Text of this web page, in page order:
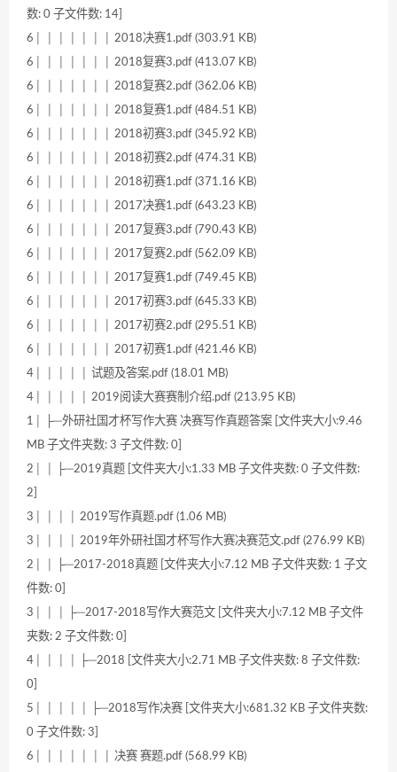
数: 0 子文件数: 14]
6│ │ │ │ │ │ │ 2018决赛1.pdf (303.91 KB)
6│ │ │ │ │ │ │ 2018复赛3.pdf (413.07 KB)
6│ │ │ │ │ │ │ 2018复赛2.pdf (362.06 KB)
6│ │ │ │ │ │ │ 2018复赛1.pdf (484.51 KB)
6│ │ │ │ │ │ │ 2018初赛3.pdf (345.92 KB)
6│ │ │ │ │ │ │ 2018初赛2.pdf (474.31 KB)
6│ │ │ │ │ │ │ 2018初赛1.pdf (371.16 KB)
6│ │ │ │ │ │ │ 2017决赛1.pdf (643.23 KB)
6│ │ │ │ │ │ │ 2017复赛3.pdf (790.43 KB)
6│ │ │ │ │ │ │ 2017复赛2.pdf (562.09 KB)
6│ │ │ │ │ │ │ 2017复赛1.pdf (749.45 KB)
6│ │ │ │ │ │ │ 2017初赛3.pdf (645.33 KB)
6│ │ │ │ │ │ │ 2017初赛2.pdf (295.51 KB)
6│ │ │ │ │ │ │ 2017初赛1.pdf (421.46 KB)
4│ │ │ │ │ 试题及答案.pdf (18.01 MB)
4│ │ │ │ │ 2019阅读大赛赛制介绍.pdf (213.95 KB)
1│ ├─外研社国才杯写作大赛 决赛写作真题答案 [文件夹大小:9.46
MB 子文件夹数: 3 子文件数: 0]
2│ │ ├─2019真题 [文件夹大小:1.33 MB 子文件夹数: 0 子文件数:
2]
3│ │ │ │ 2019写作真题.pdf (1.06 MB)
3│ │ │ │ 2019年外研社国才杯写作大赛决赛范文.pdf (276.99 KB)
2│ │ ├─2017-2018真题 [文件夹大小:7.12 MB 子文件夹数: 1 子文
件数: 0]
3│ │ │ ├─2017-2018写作大赛范文 [文件夹大小:7.12 MB 子文件
夹数: 2 子文件数: 0]
4│ │ │ │ ├─2018 [文件夹大小:2.71 MB 子文件夹数: 8 子文件数:
0]
5│ │ │ │ │ ├─2018写作决赛 [文件夹大小:681.32 KB 子文件夹数:
0 子文件数: 3]
6│ │ │ │ │ │ │ 决赛 赛题.pdf (568.99 KB)